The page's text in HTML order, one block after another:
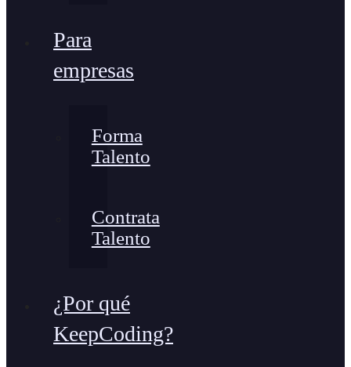
Para
empresas
Forma
Talento
Contrata
Talento
¿Por qué
KeepCoding?